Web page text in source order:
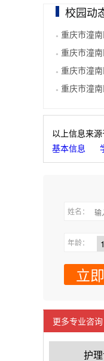
校园动
● 重庆市潼南
● 重庆市潼南
● 重庆市潼南区
● 重庆市潼南
以上信息来
基本信息
姓名：
年龄：
更多专业咨询
护